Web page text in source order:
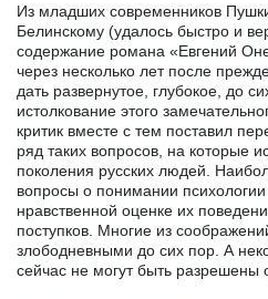
Из младших современников
Белинскому (удалось быстро и
содержание романа «Евгений
через несколько лет после
дать развернутое, глубокое, до
истолкование этого
критик вместе с тем поставил
ряд таких вопросов, на которые
поколения русских людей.
вопросы о понимании
нравственной оценке их
поступков. Многие из
злободневными до сих пор. А
сейчас не могут быть разрешены